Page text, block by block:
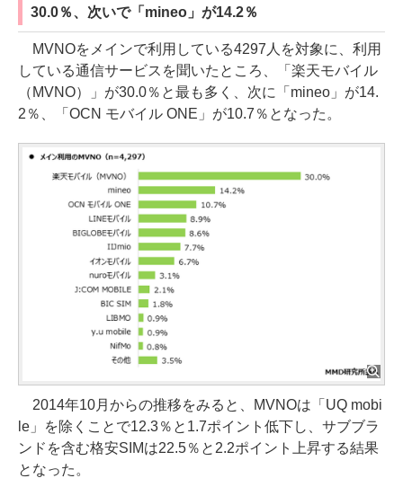
30.0％、次いで「mineo」が14.2％
MVNOをメインで利用している4297人を対象に、利用
している通信サービスを聞いたところ、「楽天モバイル
（MVNO）」が30.0％と最も多く、次に「mineo」が14.
2％、「OCN モバイル ONE」が10.7％となった。
2014年10月からの推移をみると、MVNOは「UQ mobi
le」を除くことで12.3％と1.7ポイント低下し、サブブラ
ンドを含む格安SIMは22.5％と2.2ポイント上昇する結果
となった。